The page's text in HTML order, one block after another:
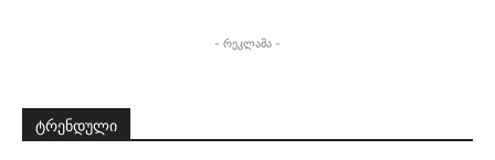
- რეკლამა -
ტრენდული